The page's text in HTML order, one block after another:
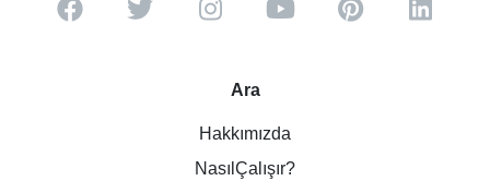
Ara
Hakkımızda
NasılÇalışır?